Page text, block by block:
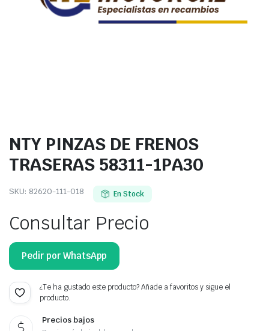
NTY PINZAS DE FRENOS
TRASERAS 58311-1PA30
SKU: 82620-111-018 En Stock
Consultar Precio
Pedir por WhatsApp
¿Te ha gustado este producto? Añade a favoritos y sigue el
producto.
Precios bajos